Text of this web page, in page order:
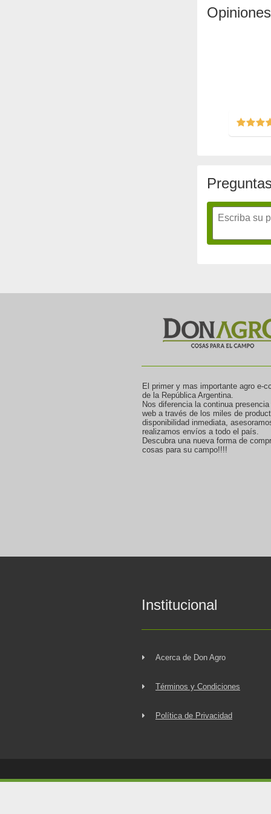
Opiniones
El primer y mas importante agro e-
de la República Argentina.
Nos diferencia la continua
web a través de los miles de
disponibilidad inmediata,
realizamos envíos a todo el país.
Descubra una nueva forma de
cosas para su campo!!!!
Institucional
Acerca de Don Agro
Términos y Condiciones
Política de Privacidad